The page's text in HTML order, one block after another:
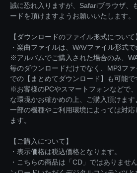
誠に恐れ入りますが、Safariブラウザ、
ードを頂けますようお願いいたします。
【ダウンロードのファイル形式について
・楽曲ファイルは、WAVファイル形式
※アルバムでご購入された場合のみ、
毎のダウンロードだけでなく、MP3フ
での【まとめてダウンロード】も可能で
※お客様のPCやスマートフォンなどで
な環境かお確かめの上、ご購入頂けます
一部の機種やご利用環境によっては対
ます。
【ご購入について】
・表示価格は税込価格となります。
・こちらの商品は「CD」ではありませ